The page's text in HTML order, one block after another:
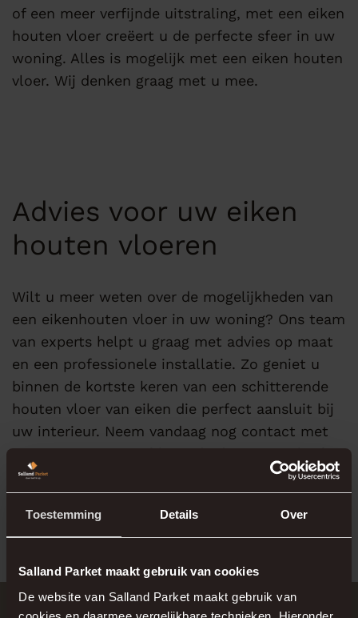
Toestemming Details Over
Salland Parket maakt gebruik van cookies
De website van Salland Parket maakt gebruik van
of een meer verfijnde uitstraling, met een eiken
houten vloer creëert u de perfecte sfeer in uw
woning. Alles is mogelijk met een eiken houten
vloer. Wij denken graag met u mee.
Advies voor uw eiken
houten vloeren
Wilt u meer weten over de mogelijkheden van
een eikenhouten vloer in uw woning? Ons team
van experts helpt u graag met advies op maat
en een professionele installatie. Zo geniet u
binnen de kortste keren van een schitterende
houten vloer van eiken die perfect aansluit bij
uw interieur. Neem vandaag nog contact met
ons op voor een vrijblijvend adviesgesprek of
bezoek onze showroom om de verschillende
opties te ontdekken.